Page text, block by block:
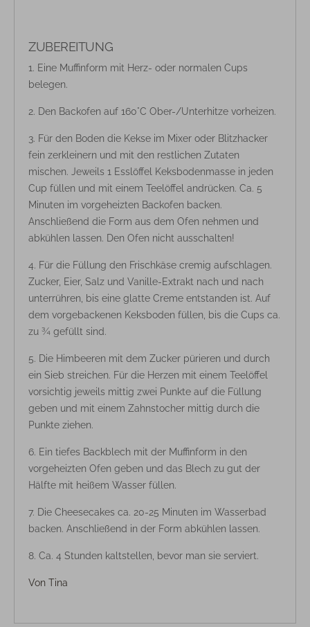
ZUBEREITUNG
Eine Muffinform mit Herz- oder normalen Cups
belegen.
Den Backofen auf 160°C Ober-/Unterhitze vorheizen.
Für den Boden die Kekse im Mixer oder Blitzhacker
fein zerkleinern und mit den restlichen Zutaten
mischen. Jeweils 1 Esslöffel Keksbodenmasse in jeden
Cup füllen und mit einem Teelöffel andrücken. Ca. 5
Minuten im vorgeheizten Backofen backen.
Anschließend die Form aus dem Ofen nehmen und
abkühlen lassen. Den Ofen nicht ausschalten!
Für die Füllung den Frischkäse cremig aufschlagen.
Zucker, Eier, Salz und Vanille-Extrakt nach und nach
unterrühren, bis eine glatte Creme entstanden ist. Auf
dem vorgebackenen Keksboden füllen, bis die Cups ca.
zu ¾ gefüllt sind.
Die Himbeeren mit dem Zucker pürieren und durch
ein Sieb streichen. Für die Herzen mit einem Teelöffel
vorsichtig jeweils mittig zwei Punkte auf die Füllung
geben und mit einem Zahnstocher mittig durch die
Punkte ziehen.
Ein tiefes Backblech mit der Muffinform in den
vorgeheizten Ofen geben und das Blech zu gut der
Hälfte mit heißem Wasser füllen.
Die Cheesecakes ca. 20-25 Minuten im Wasserbad
backen. Anschließend in der Form abkühlen lassen.
Ca. 4 Stunden kaltstellen, bevor man sie serviert.
Von Tina